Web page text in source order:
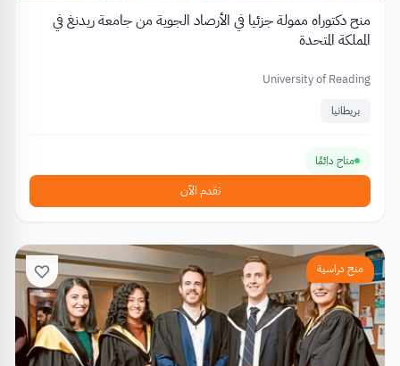
منح دكتوراه ممولة جزئيا في الأرصاد الجوية من جامعة ريدنغ في
المملكة المتحدة
University of Reading
بريطانيا
متاح دائمًا
تقدم الآن
منح دراسية